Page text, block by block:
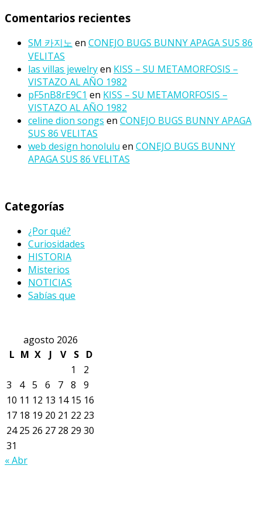
Comentarios recientes
SM 카지노 en CONEJO BUGS BUNNY APAGA SUS 86
VELITAS
las villas jewelryen KISS – SU METAMORFOSIS –
VISTAZO AL AÑO 1982
pF5nB8rE9C1 en KISS – SU METAMORFOSIS –
VISTAZO AL AÑO 1982
celine dion songs en CONEJO BUGS BUNNY APAGA
SUS 86 VELITAS
web design honolulu en CONEJO BUGS BUNNY
APAGA SUS 86 VELITAS
Categorías
¿Por qué?
Curiosidades
HISTORIA
Misterios
NOTICIAS
Sabías que
agosto 2026
L M X J V S
D
1
2
3
4 5 6 7 8
9
10 11 12 13 14 15 16
17 18 19 20 21 22 23
24 25 26 27 28 29 30
31
« Abr